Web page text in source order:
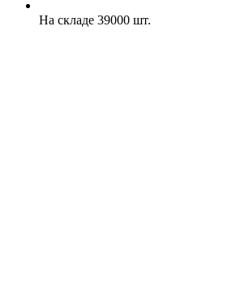
На складе 39000 шт.